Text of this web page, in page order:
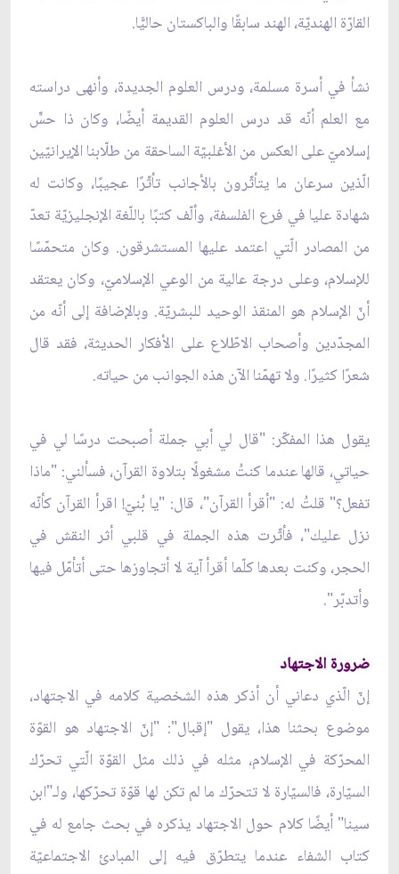
القارّة الهنديّة، الهند سابقًا والباكستان حاليًّا.
نشأ في أسرة مسلمة، ودرس العلوم الجديدة، وأنهى دراسته
مع العلم أنّه قد درس العلوم القديمة أيضًا، وكان ذا حسٍّ
إسلاميّ على العكس من الأغلبيّة الساحقة من طلّابنا الإيرانيّين
الّذين سرعان ما يتأثّرون بالأجانب تأثّرًا عجيبًا، وكانت له
شهادة عليا في فرع الفلسفة، وألّف كتبًا باللّغة الإنجليزيّة تعدّ
من المصادر الّتي اعتمد عليها المستشرقون. وكان متحمّسًا
للإسلام، وعلى درجة عالية من الوعي الإسلاميّ، وكان يعتقد
أنّ الإسلام هو المنقذ الوحيد للبشريّة. وبالإضافة إلى أنّه من
المجدّدين وأصحاب الاطّلاع على الأفكار الحديثة، فقد قال
شعرًا كثيرًا. ولا تهمّنا الآن هذه الجوانب من حياته.
يقول هذا المفكّر: "قال لي أبي جملة أصبحت درسًا لي في
حياتي، قالها عندما كنتُ مشغولًا بتلاوة القرآن، فسألني: "ماذا
تفعل؟" قلتُ له: "أقرأ القرآن"، قال: "يا بُنيّ! اقرأ القرآن كأنّه
نزل عليك"، فأثّرت هذه الجملة في قلبي أثر النقش في
الحجر، وكنت بعدها كلّما أقرأ آية لا أتجاوزها حتى أتأمّل فيها
وأتدبّر".
ضرورة الاجتهاد
إنّ الّذي دعاني أن أذكر هذه الشخصية كلامه في الاجتهاد،
موضوع بحثنا هذا، يقول "إقبال": "إنّ الاجتهاد هو القوّة
المحرّكة في الإسلام، مثله في ذلك مثل القوّة الّتي تحرّك
السيّارة، فالسيّارة لا تتحرّك ما لم تكن لها قوّة تحرّكها، ولـ"ابن
سينا" أيضًا كلام حول الاجتهاد يذكره في بحث جامع له في
كتاب الشفاء عندما يتطرّق فيه إلى المبادئ الاجتماعيّة